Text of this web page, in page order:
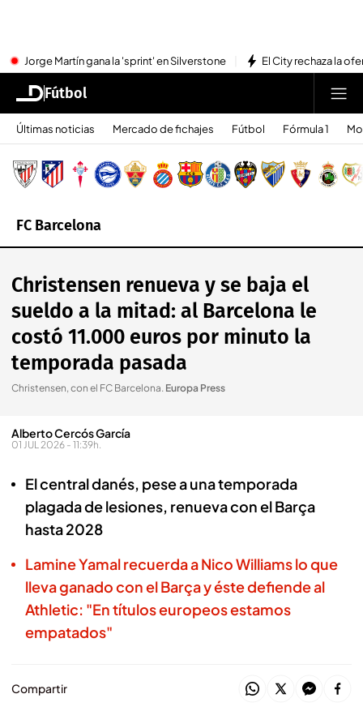
Jorge Martín gana la 'sprint' en Silverstone El City rechaza la
Fútbol
Últimas noticias Mercado de fichajes Fútbol Fórmula 1
FC Barcelona
Christensen renueva y se baja el
sueldo a la mitad: al Barcelona le
costó 11.000 euros por minuto la
temporada pasada
Christensen, con el FC Barcelona. Europa Press
Alberto Cercós García
01 JUL 2026 - 11:39h.
El central danés, pese a una temporada
plagada de lesiones, renueva con el Barça
hasta 2028
Lamine Yamal recuerda a Nico Williams lo que
lleva ganado con el Barça y éste defiende al
Athletic: "En títulos europeos estamos
empatados"
Compartir